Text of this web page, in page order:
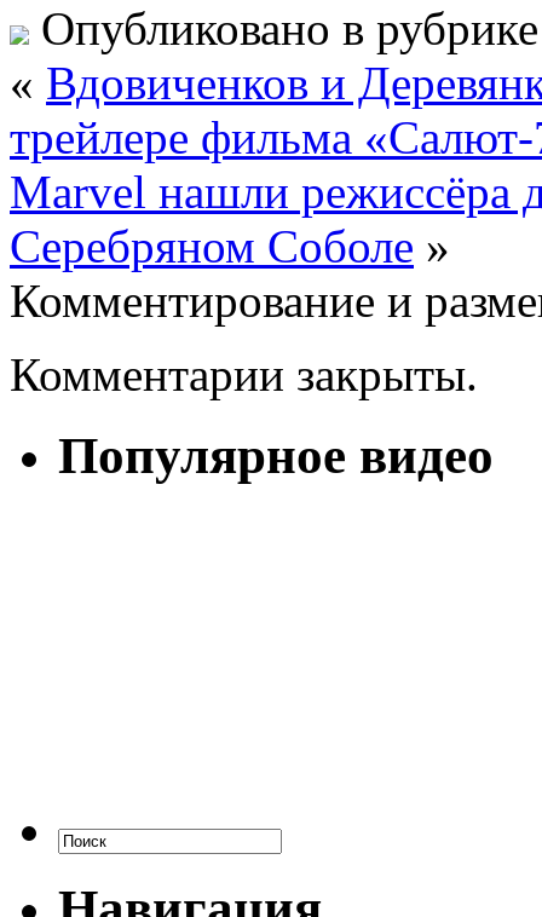
Опубликовано в
« Вдовиченков и
трейлере фильма
Marvel нашли режиссёра
Серебряном Соболе »
Комментирование и
Комментарии закрыты.
Популярное видео